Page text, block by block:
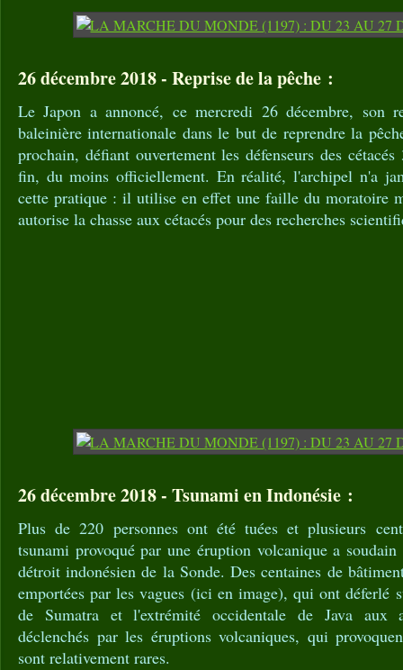
26 décembre 2018 - Reprise de la pêche :
Le Japon a annoncé, ce mercredi 26 décembre, son
baleinière internationale dans le but de reprendre la
prochain, défiant ouvertement les défenseurs des
fin, du moins officiellement. En réalité, l'archipel n'a
cette pratique : il utilise en effet une faille du moratoire
autorise la chasse aux cétacés pour des recherches
26 décembre 2018 - Tsunami en Indonésie :
Plus de 220 personnes ont été tuées et plusieurs
tsunami provoqué par une éruption volcanique a
détroit indonésien de la Sonde. Des centaines de
emportées par les vagues (ici en image), qui ont déferlé
de Sumatra et l'extrémité occidentale de Java aux
déclenchés par les éruptions volcaniques, qui
sont relativement rares.